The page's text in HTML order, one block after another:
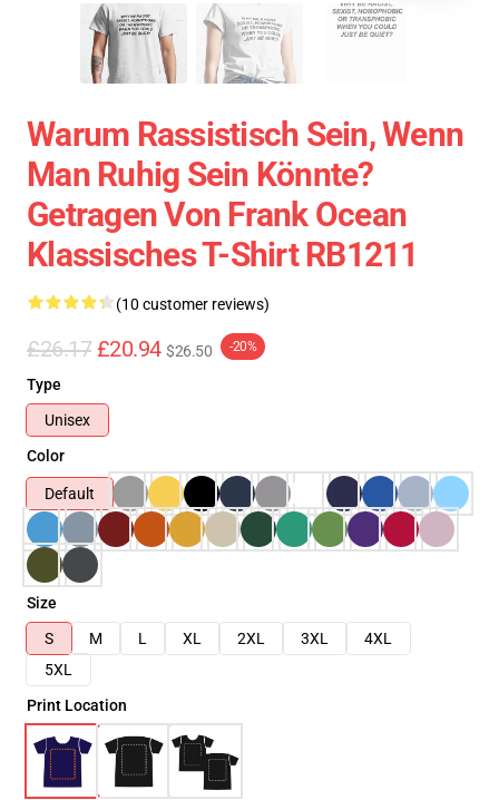
Warum Rassistisch Sein, Wenn
Man Ruhig Sein Könnte?
Getragen Von Frank Ocean
Klassisches T-Shirt RB1211
(10 customer reviews)
£26.17 £20.94 $26.50 -20%
Type
Unisex
Color
Default
Size
S
M L XL 2XL 3XL
4XL
5XL
Print Location